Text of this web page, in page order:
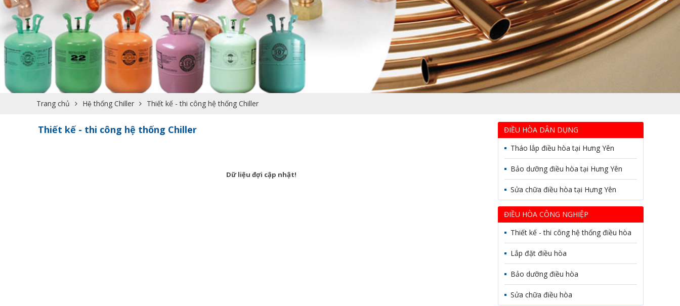
Trang chủ Hệ thống Chiller Thiết kế - thi công hệ thống Chiller
Thiết kế - thi công hệ thống Chiller
Dữ liệu đợi cập nhật!
ĐIỀU HÒA DÂN DỤNG
Tháo lắp điều hòa tại Hưng Yên
Bảo dưỡng điều hòa tại Hưng Yên
Sửa chữa điều hòa tại Hưng Yên
ĐIỀU HÒA CÔNG NGHIỆP
Thiết kế - thi công hệ thống điều hòa
Lắp đặt điều hòa
Bảo dưỡng điều hòa
Sửa chữa điều hòa